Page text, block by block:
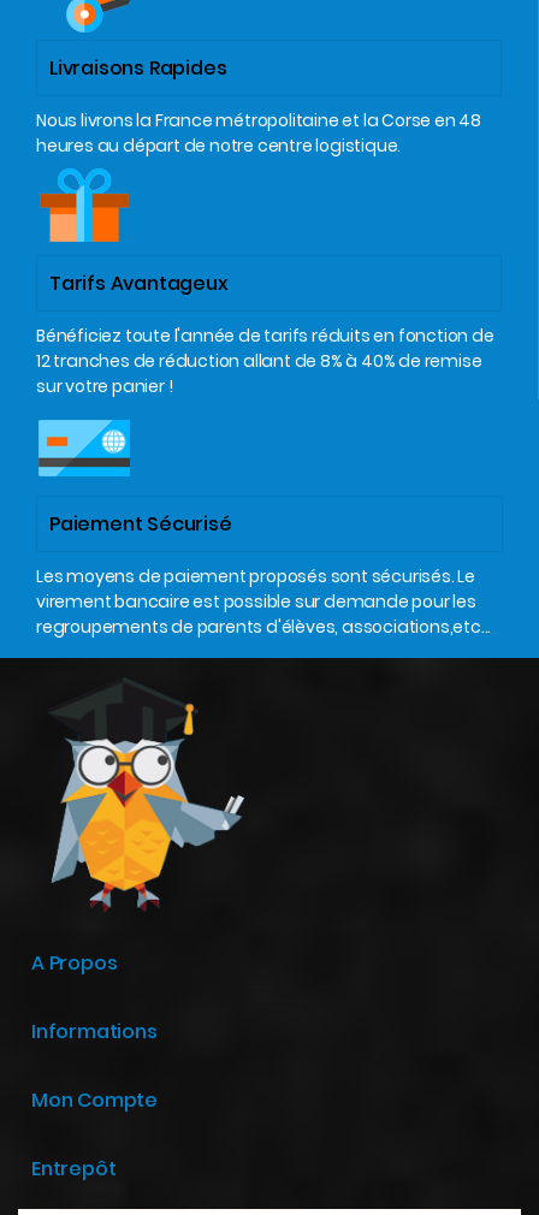
Livraisons Rapides
Nous livrons la France métropolitaine et la Corse en 48
heures au départ de notre centre logistique.
Tarifs Avantageux
Bénéficiez toute l'année de tarifs réduits en fonction de
12 tranches de réduction allant de 8% à 40% de remise
sur votre panier !
Paiement Sécurisé
Les moyens de paiement proposés sont sécurisés. Le
virement bancaire est possible sur demande pour les
regroupements de parents d'élèves, associations,etc...
A Propos
Informations
Mon Compte
Entrepôt